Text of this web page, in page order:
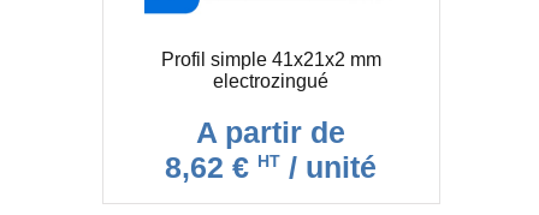
Equerre 90° 2 trous pour rail 41 EZ
Equerre à gousset pour rail 41
Equerre orientable à plat
Profil simple 41x21x2 mm
electrozingué
A partir de
8,62 € HT / unité